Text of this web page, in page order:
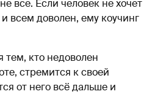
все. Если человек не хочет
всем доволен, ему коучинг
тем, кто недоволен
стремится к своей
от него всё дальше и